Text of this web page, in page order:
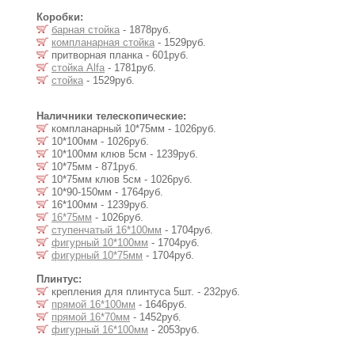
Коробки:
барная стойка - 1878руб.
компланарная стойка - 1529руб.
притворная планка - 601руб.
стойка Alfa - 1781руб.
стойка - 1529руб.
Наличники телескопические:
компланарный 10*75мм - 1026руб.
10*100мм - 1026руб.
10*100мм клюв 5см - 1239руб.
10*75мм - 871руб.
10*75мм клюв 5см - 1026руб.
10*90-150мм - 1764руб.
16*100мм - 1239руб.
16*75мм - 1026руб.
ступенчатый 16*100мм - 1704руб.
фигурный 10*100мм - 1704руб.
фигурный 10*75мм - 1704руб.
Плинтус:
крепления для плинтуса 5шт. - 232руб.
прямой 16*100мм - 1646руб.
прямой 16*70мм - 1452руб.
фигурный 16*100мм - 2053руб.